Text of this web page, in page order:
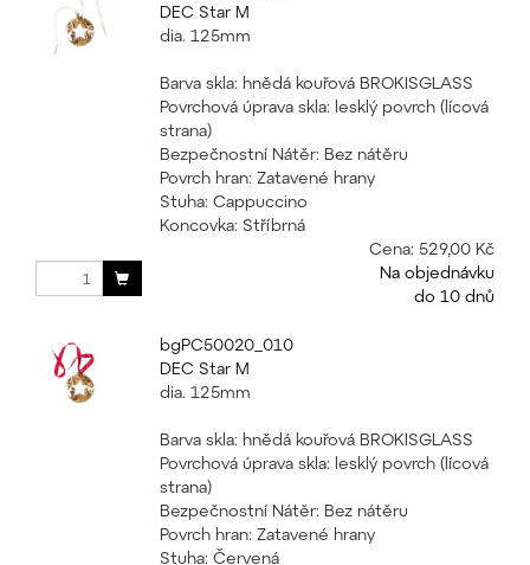
DEC Star M
dia. 125mm
Barva skla: hnědá kouřová BROKISGLASS
Povrchová úprava skla: lesklý povrch (lícová
strana)
Bezpečnostní Nátěr: Bez nátěru
Povrch hran: Zatavené hrany
Stuha: Cappuccino
Koncovka: Stříbrná
Cena: 529,00 Kč
Na objednávku
do 10 dnů
bgPC50020_010
DEC Star M
dia. 125mm
Barva skla: hnědá kouřová BROKISGLASS
Povrchová úprava skla: lesklý povrch (lícová
strana)
Bezpečnostní Nátěr: Bez nátěru
Povrch hran: Zatavené hrany
Stuha: Červená